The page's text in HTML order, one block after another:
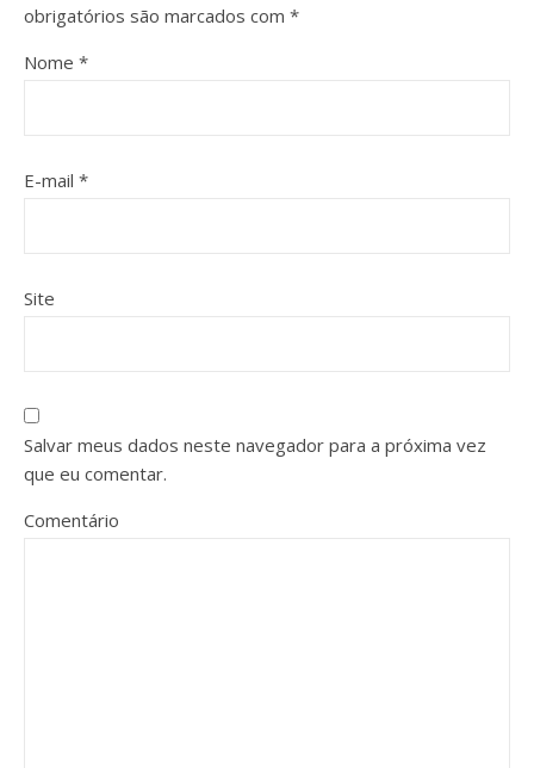
obrigatórios são marcados com *
Nome *
E-mail *
Site
Salvar meus dados neste navegador para a próxima vez
que eu comentar.
Comentário